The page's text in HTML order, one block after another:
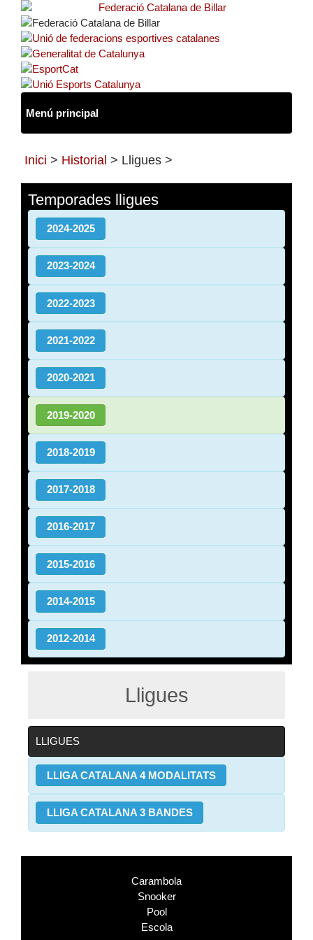
Inici > Historial > Lligues >
Temporades lligues
2024-2025
2023-2024
2022-2023
2021-2022
2020-2021
2019-2020
2018-2019
2017-2018
2016-2017
2015-2016
2014-2015
2012-2014
Lligues
LLIGUES
LLIGA CATALANA 4 MODALITATS
LLIGA CATALANA 3 BANDES
Carambola
Snooker
Pool
Escola